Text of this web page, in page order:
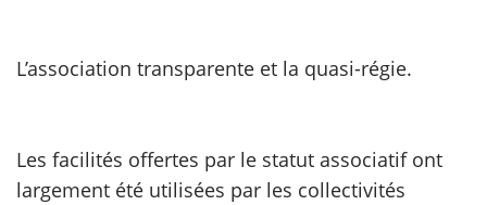
L’association transparente et la quasi-régie.
Les facilités offertes par le statut associatif ont
largement été utilisées par les collectivités